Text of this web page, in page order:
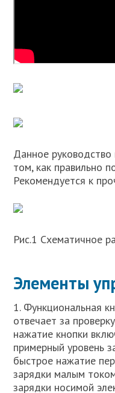
Данное руководство
том, как правильно
Рекомендуется к
Рис.1 Схематичное
Элементы
1. Функциональная
отвечает за
нажатие кнопки
примерный уровень
быстрое нажатие
зарядки малым
зарядки носимой